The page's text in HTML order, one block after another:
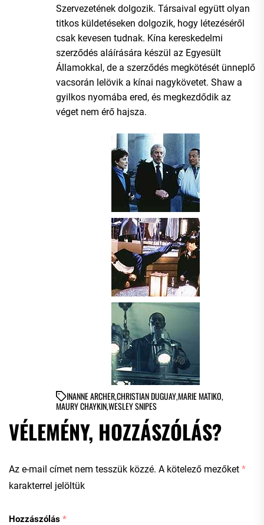
Szervezetének dolgozik. Társaival együtt olyan
titkos küldetéseken dolgozik, hogy létezéséről
csak kevesen tudnak. Kína kereskedelmi
szerződés aláírására készül az Egyesült
Államokkal, de a szerződés megkötését ünneplő
vacsorán lelövik a kínai nagykövetet. Shaw a
gyilkos nyomába ered, és megkezdődik az
véget nem érő hajsza.
INANNE ARCHER,CHRISTIAN DUGUAY,MARIE MATIKO,
MAURY CHAYKIN,WESLEY SNIPES
VÉLEMÉNY, HOZZÁSZÓLÁS?
Az e-mail címet nem tesszük közzé. A kötelező mezőket *
karakterrel jelöltük
Hozzászólás *